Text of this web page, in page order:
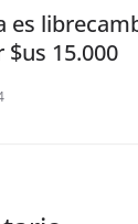
es
15.000